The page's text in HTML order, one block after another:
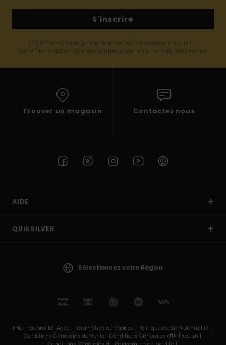
S'inscrire
(*) Offre valable en ligne pour les nouveaux inscrits -
Conditions détaillées disponibles dans l'email de bienvenue
Trouver un magasin Contactez nous
AIDE
QUIKSILVER
Sélectionnez votre Région
Informations Loi Agec | Paramètres de cookies | Politique de Confidentialité |
Conditions Générales de Vente | Conditions Générales d'Utilisation |